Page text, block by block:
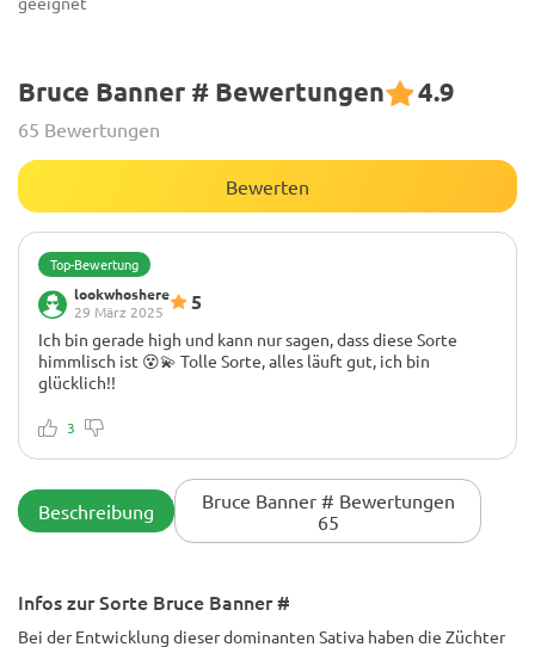
Bruce Banner # Bewertungen 4.9
65 Bewertungen
Bewerten
Top-Bewertung
lookwhoshere
29 März 2025
5
Ich bin gerade high und kann nur sagen, dass diese Sorte
himmlisch ist 😵💫 Tolle Sorte, alles läuft gut, ich bin
glücklich!!
3
Beschreibung
Bruce Banner # Bewertungen
65
Infos zur Sorte Bruce Banner #
Bei der Entwicklung dieser dominanten Sativa haben die Züchter